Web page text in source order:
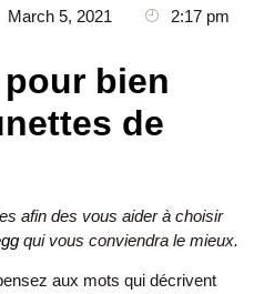
March 5, 2021 2:17 pm
bien
de
afin des vous aider à choisir
qui vous conviendra le mieux.
aux mots qui décrivent